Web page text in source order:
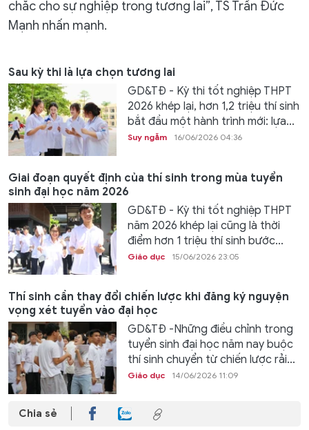
chắc cho sự nghiệp trong tương lai”, TS Trần Đức
Mạnh nhấn mạnh.
Sau kỳ thi là lựa chọn tương lai
GD&TĐ - Kỳ thi tốt nghiệp THPT
2026 khép lại, hơn 1,2 triệu thí sinh
bắt đầu một hành trình mới: lựa...
Suy ngẫm 16/06/2026 04:36
Giai đoạn quyết định của thí sinh trong mùa tuyển
sinh đại học năm 2026
GD&TĐ - Kỳ thi tốt nghiệp THPT
năm 2026 khép lại cũng là thời
điểm hơn 1 triệu thí sinh bước...
Giáo dục 15/06/2026 23:05
Thí sinh cần thay đổi chiến lược khi đăng ký nguyện
vọng xét tuyển vào đại học
GD&TĐ -Những điều chỉnh trong
tuyển sinh đại học năm nay buộc
thí sinh chuyển từ chiến lược rải...
Giáo dục 14/06/2026 11:09
Chia sẻ